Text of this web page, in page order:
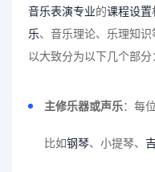
音乐表演专业的课程设置
乐、音乐理论、乐理知
以大致分为以下几个部分
主修乐器或声乐：每
比如钢琴、小提琴、